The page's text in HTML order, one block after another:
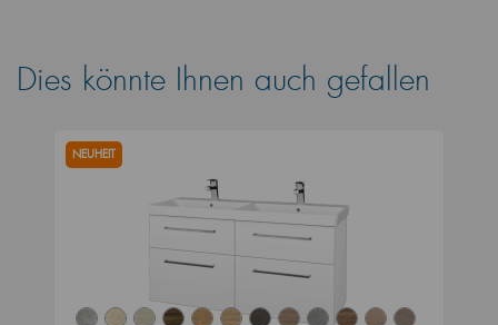
Dies könnte Ihnen auch gefallen
NEUHEIT